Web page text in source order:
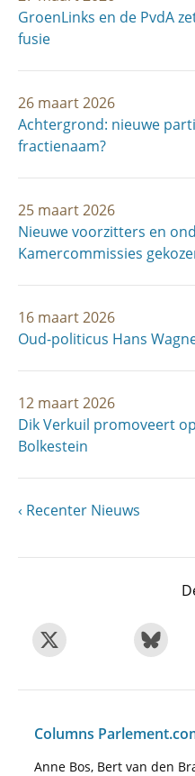
GroenLinks en de PvdA
fusie
26 maart 2026
Achtergrond: nieuwe
fractienaam?
25 maart 2026
Nieuwe voorzitters en
Kamercommissies
16 maart 2026
Oud-politicus Hans
12 maart 2026
Dik Verkuil promoveert
Bolkestein
Vorige
Recenter Nieuws
Columns
Anne Bos, Bert van den